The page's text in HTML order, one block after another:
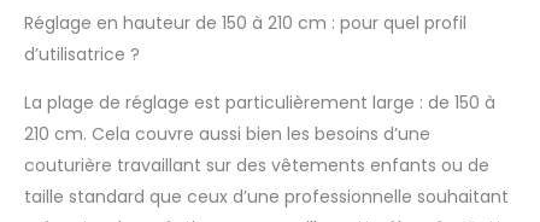
fonction du style et
chemises, pantalons,
vestes, pulls, robes,
robes de mariée
exposées, avec une
forte adaptabilité
Réglage en hauteur de 150 à 210 cm : pour quel profil
d’utilisatrice ?
La plage de réglage est particulièrement large : de 150 à
210 cm. Cela couvre aussi bien les besoins d’une
couturière travaillant sur des vêtements enfants ou de
taille standard que ceux d’une professionnelle souhaitant